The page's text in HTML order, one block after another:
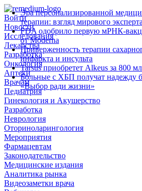
Войти
Новости
Исследования
Лекарства
Разработка
Онкология
Аптеки
Врачам
Педиатрия
Гинекология и Акушерство
Разработка
Неврология
Оториноларингология
Мероприятия
Фармацевтам
Законодательство
Медицинские издания
Аналитика рынка
Видеозаметки врача
Эра персонализированной
терапии: взгляд мирового эксперта
FDA одобрило первую
от Moderna
Приверженность терапии
инфаркта и инсульта
Tarsus приобретет Alkeus за 800
Больные с ХБП получат надежду
«Выбор ради жизни»